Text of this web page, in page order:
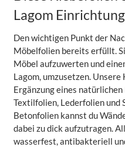
Lagom
Den wichtigen Punkt der
Möbelfolien bereits erfüllt.
Möbel aufzuwerten und
Lagom, umzusetzen.
Ergänzung eines
Textilfolien, Lederfolien
Betonfolien kannst du
dabei zu dick aufzutragen.
wasserfest, antibakteriell